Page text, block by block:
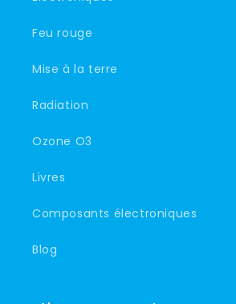
Feu rouge
Mise à la terre
Radiation
Ozone O3
Livres
Composants électroniques
Blog